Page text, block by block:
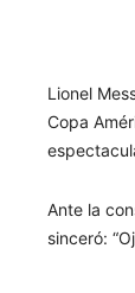
Lionel
Copa
Ante la
sinceró: